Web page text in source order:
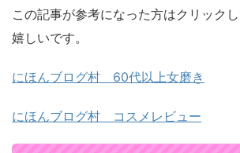
この記事が参考になった方はクリック
嬉しいです。
にほんブログ村 60代以上女磨き
にほんブログ村 コスメレビュー